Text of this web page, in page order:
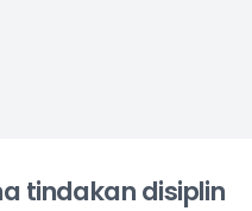
tindakan disiplin